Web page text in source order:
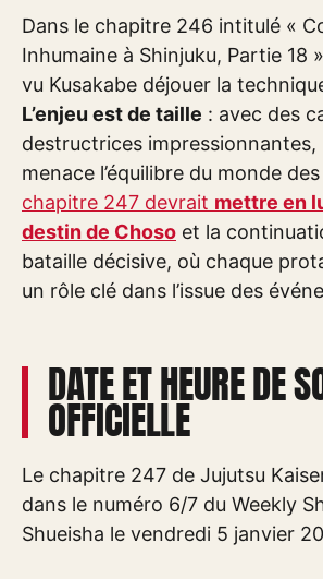
Dans le chapitre 246 intitulé «
Inhumaine à Shinjuku, Partie 18
vu Kusakabe déjouer la
L’enjeu est de taille : avec des
destructrices impressionnantes,
menace l’équilibre du monde
chapitre 247 devrait mettre en
destin de Choso et la
bataille décisive, où chaque
un rôle clé dans l’issue des
DATE ET HEURE DE
OFFICIELLE
Le chapitre 247 de Jujutsu
dans le numéro 6/7 du Weekly
Shueisha le vendredi 5 janvier